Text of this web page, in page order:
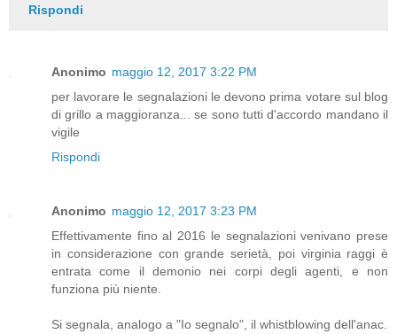
Rispondi
Anonimo maggio 12, 2017 3:22 PM
per lavorare le segnalazioni le devono prima votare sul blog
di grillo a maggioranza... se sono tutti d'accordo mandano il
vigile
Rispondi
Anonimo maggio 12, 2017 3:23 PM
Effettivamente fino al 2016 le segnalazioni venivano prese
in considerazione con grande serietà, poi virginia raggi è
entrata come il demonio nei corpi degli agenti, e non
funziona più niente.
Si segnala, analogo a "Io segnalo", il whistblowing dell'anac.